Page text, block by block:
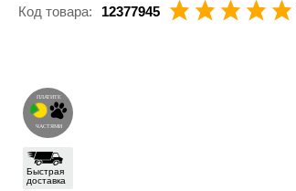
Код товара: 12377945